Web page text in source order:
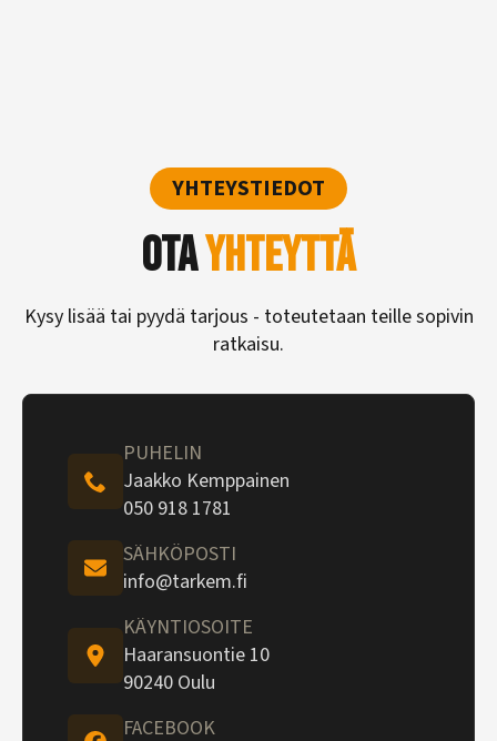
YHTEYSTIEDOT
Otayhteyttä
Kysy lisää tai pyydä tarjous - toteutetaan teille sopivin
ratkaisu.
PUHELIN
Jaakko Kemppainen
050 918 1781
SÄHKÖPOSTI
info@tarkem.fi
KÄYNTIOSOITE
Haaransuontie 10
90240 Oulu
FACEBOOK